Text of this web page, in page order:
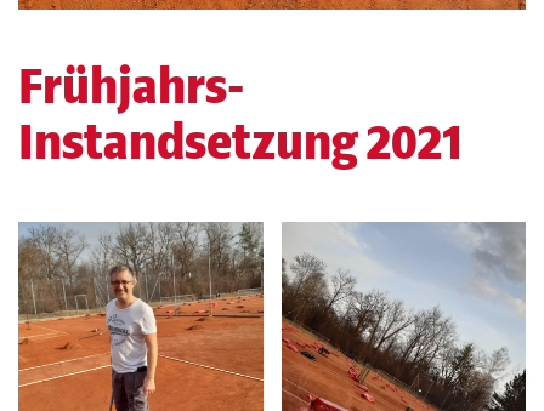
Frühjahrs-
Instandsetzung 2021